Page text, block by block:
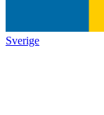
Sverige